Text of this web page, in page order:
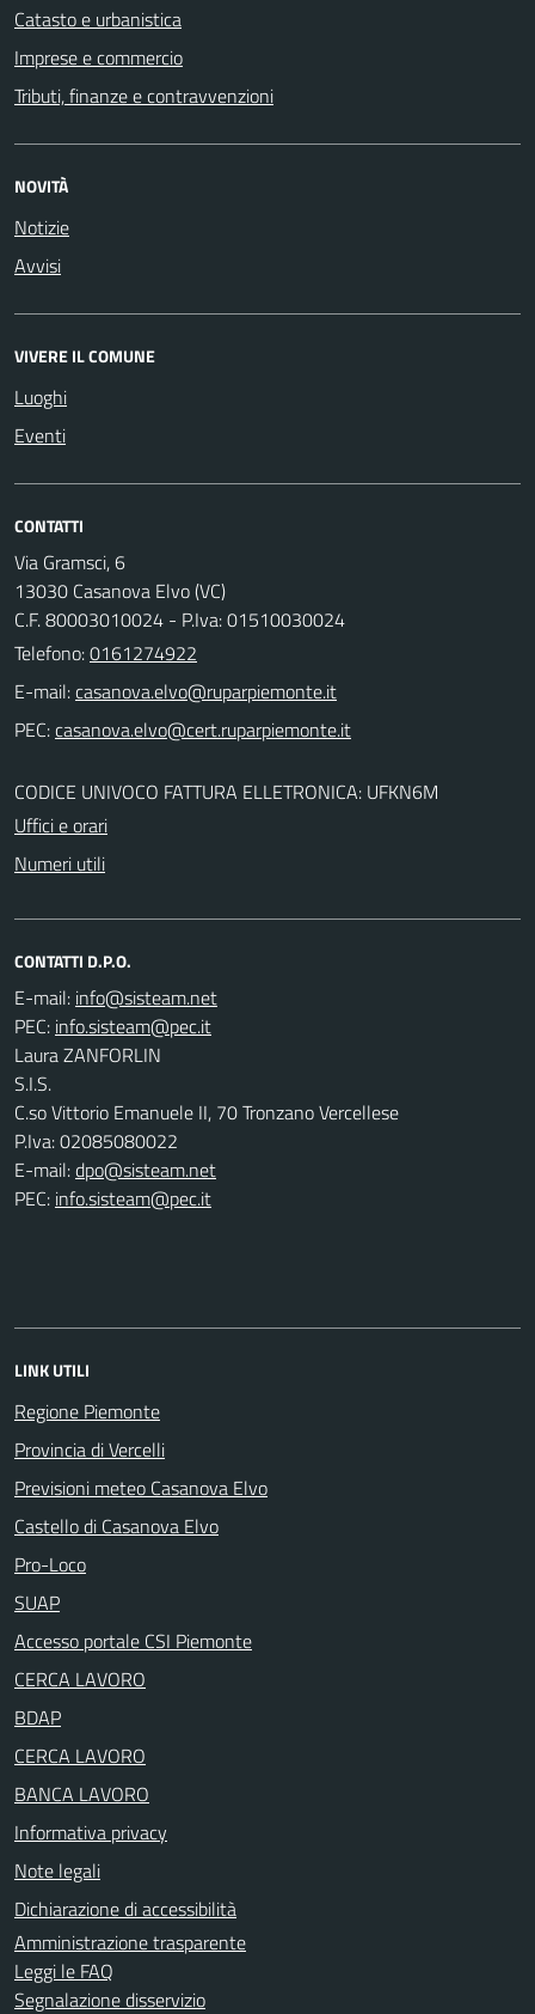
Catasto e urbanistica
Imprese e commercio
Tributi, finanze e contravvenzioni
NOVITÀ
Notizie
Avvisi
VIVERE IL COMUNE
Luoghi
Eventi
CONTATTI
Via Gramsci, 6
13030 Casanova Elvo (VC)
C.F. 80003010024 - P.Iva: 01510030024
Telefono:0161274922
E-mail:
PEC:
CODICE UNIVOCO FATTURA ELLETRONICA: UFKN6M
Uffici e orari
Numeri utili
CONTATTI D.P.O.
E-mail:
PEC:
Laura ZANFORLIN
S.I.S.
C.so Vittorio Emanuele II, 70 Tronzano Vercellese
P.Iva: 02085080022
E-mail:dpo@sisteam.net
PEC: info.sisteam@pec.it
LINK UTILI
Regione Piemonte
Provincia di Vercelli
Previsioni meteo Casanova Elvo
Castello di Casanova Elvo
Pro-Loco
SUAP
Accesso portale CSI Piemonte
CERCA LAVORO
BDAP
CERCA LAVORO
BANCA LAVORO
Informativa privacy
Note legali
Dichiarazione di accessibilità
Amministrazione trasparente
Leggi le FAQ
Segnalazione disservizio